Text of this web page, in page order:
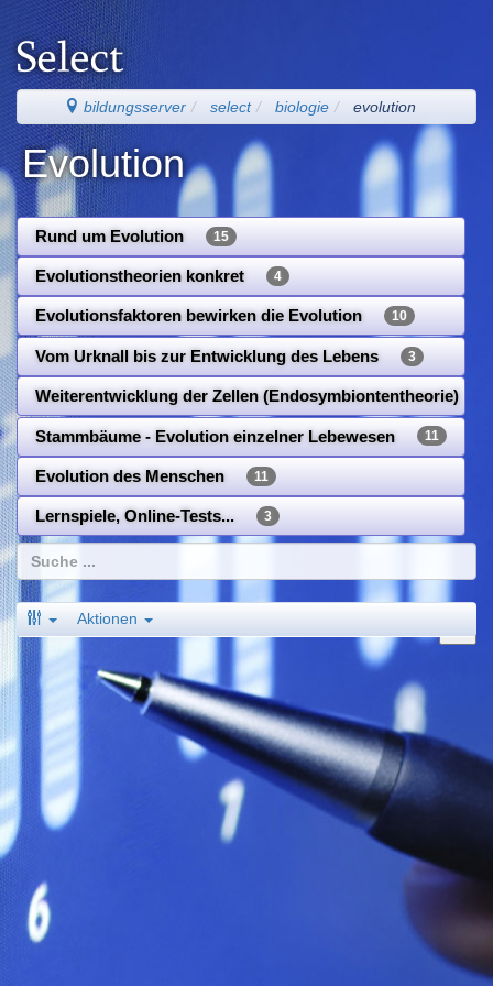
bildungsserver select biologie evolution
Evolution
Rund um Evolution 15
Evolutionstheorien konkret 4
Evolutionsfaktoren bewirken die Evolution 10
Vom Urknall bis zur Entwicklung des Lebens 3
Weiterentwicklung der Zellen (Endosymbiontentheorie)
Stammbäume - Evolution einzelner Lebewesen 11
Evolution des Menschen 11
Lernspiele, Online-Tests... 3
Aktionen